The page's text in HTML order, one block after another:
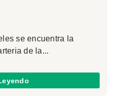
se encuentra la
de la...